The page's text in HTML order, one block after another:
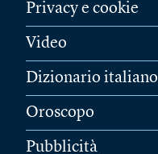
Privacy e cookie
Video
Dizionario italiano
Oroscopo
Pubblicità